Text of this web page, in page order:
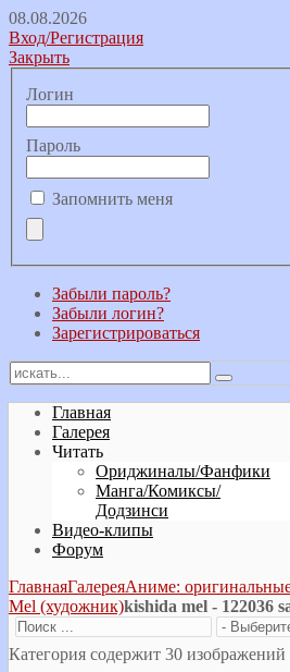
08.08.2026
Вход/Регистрация
Закрыть
Логин
Пароль
Запомнить меня
Забыли пароль?
Забыли логин?
Зарегистрироваться
Главная
Галерея
Читать
Ориджиналы/Фанфики
Манга/Комиксы/
Додзинси
Видео-клипы
Форум
ГлавнаяГалереяАниме:
Mel (художник)kishida mel - 122036
Категория содержит 30 изображений